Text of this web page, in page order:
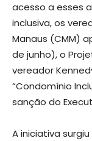
acesso a esses
inclusiva, os
Manaus (CMM)
de junho), o
vereador
“Condomínio
sanção do
A iniciativa